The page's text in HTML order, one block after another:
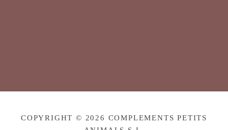
COPYRIGHT © 2026 COMPLEMENTS PETITS